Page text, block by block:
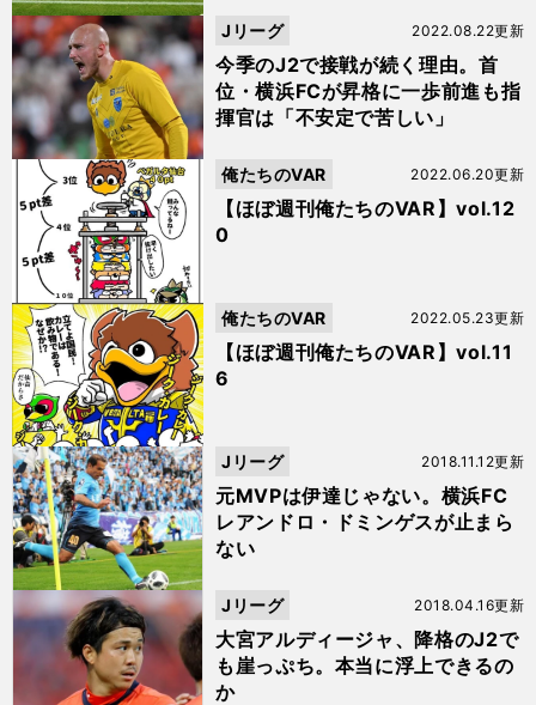
今季のJ2で接戦が続く理由。首
位・横浜FCが昇格に一歩前進も指
揮官は「不安定で苦しい」
2022.08.22更新
Jリーグ
【ほぼ週刊俺たちのVAR】vol.12
0
2022.06.20更新
俺たちのVAR
【ほぼ週刊俺たちのVAR】vol.11
6
2022.05.23更新
俺たちのVAR
元MVPは伊達じゃない。横浜FC
レアンドロ・ドミンゲスが止まら
ない
2018.11.12更新
Jリーグ
大宮アルディージャ、降格のJ2で
も崖っぷち。本当に浮上できるの
か
2018.04.16更新
Jリーグ